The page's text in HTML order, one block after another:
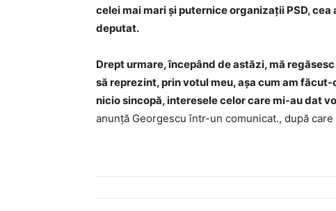
celei mai mari și puternice organizații PSD,
deputat.
Drept urmare, începând de astăzi, mă
să reprezint, prin votul meu, așa cum am
nicio sincopă, interesele celor care mi-au dat
anunţă Georgescu într-un comunicat., după